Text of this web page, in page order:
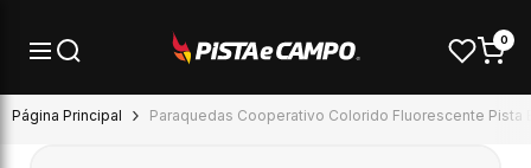
0
Página Principal Paraquedas Cooperativo Colorido Fluorescente Pista